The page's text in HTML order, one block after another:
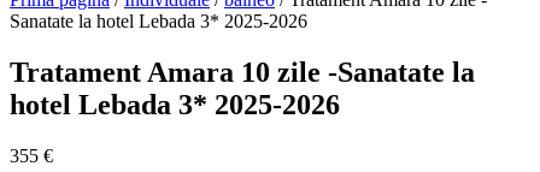
Sanatate la hotel Lebada 3* 2025-2026
Tratament Amara 10 zile -Sanatate la
hotel Lebada 3* 2025-2026
355 €